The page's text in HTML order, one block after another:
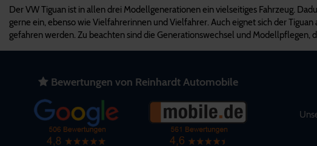
Der VW Tiguan ist in allen drei Modellgenerationen ein vielseitiges Fahrzeug.
gerne ein, ebenso wie Vielfahrerinnen und Vielfahrer. Auch eignet sich der
gefahren werden. Zu beachten sind die Generationswechsel und Modellpflegen,
Bewertungen von Reinhardt Automobile